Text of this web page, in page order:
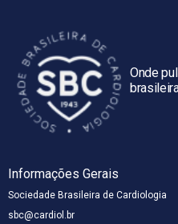
Onde
Informações Gerais
Sociedade Brasileira de Cardiologia
sbc@cardiol.br